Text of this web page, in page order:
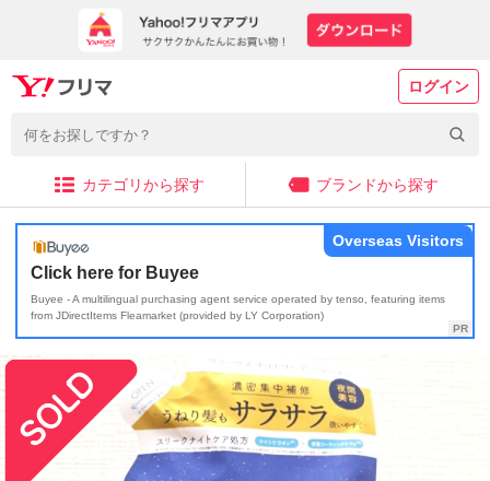
ログイン
カテゴリから探す ブランドから探す
Click here for Buyee
Buyee - A multilingual purchasing agent service operated by tenso, featuring items
from JDirectItems Fleamarket (provided by LY Corporation)
Overseas Visitors